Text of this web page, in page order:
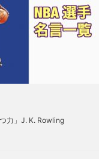
つ力」J. K. Rowling